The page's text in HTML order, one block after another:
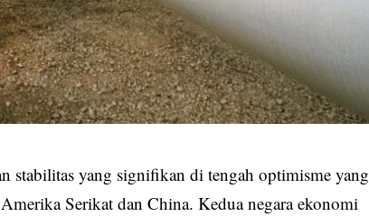
stabilitas yang signifikan di tengah optimisme yang
Serikat dan China. Kedua negara ekonomi